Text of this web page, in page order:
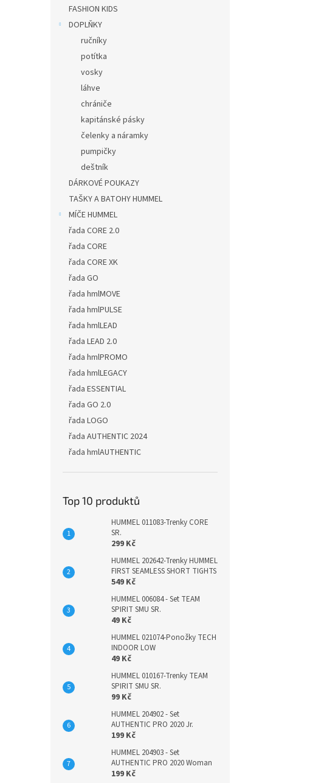
FASHION KIDS
DOPLŇKY
ručníky
potítka
vosky
láhve
chrániče
kapitánské pásky
čelenky a náramky
pumpičky
deštník
DÁRKOVÉ POUKAZY
TAŠKY A BATOHY HUMMEL
MÍČE HUMMEL
řada CORE 2.0
řada CORE
řada CORE XK
řada GO
řada hmlMOVE
řada hmlPULSE
řada hmlLEAD
řada LEAD 2.0
řada hmlPROMO
řada hmlLEGACY
řada ESSENTIAL
řada GO 2.0
řada LOGO
řada AUTHENTIC 2024
řada hmlAUTHENTIC
Top 10 produktů
HUMMEL 011083-Trenky CORE
SR.
299 Kč
HUMMEL 202642-Trenky HUMMEL
FIRST SEAMLESS SHORT TIGHTS
549 Kč
HUMMEL 006084 - Set TEAM
SPIRIT SMU SR.
49 Kč
HUMMEL 021074-Ponožky TECH
INDOOR LOW
49 Kč
HUMMEL 010167-Trenky TEAM
SPIRIT SMU SR.
99 Kč
HUMMEL 204902 - Set
AUTHENTIC PRO 2020 Jr.
199 Kč
HUMMEL 204903 - Set
AUTHENTIC PRO 2020 Woman
199 Kč